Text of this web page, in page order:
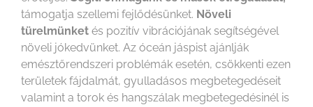
támogatja szellemi fejlődésünket. Növeli
türelmünket és pozitív vibrációjának segítségével
növeli jókedvünket. Az óceán jáspist ajánlják
emésztőrendszeri problémák esetén, csökkenti ezen
területek fájdalmát, gyulladásos megbetegedéseit
valamint a torok és hangszálak megbetegedésinél is